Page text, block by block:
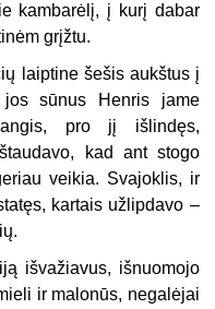
kambarėlį, į kurį dabar
grįžtu.
laiptine šešis aukštus į
sūnus Henris jame
pro jį išlindęs,
kad ant stogo
veikia. Svajoklis, ir
kartais užlipdavo –
išvažiavus, išnuomojo
ir malonūs, negalėjai